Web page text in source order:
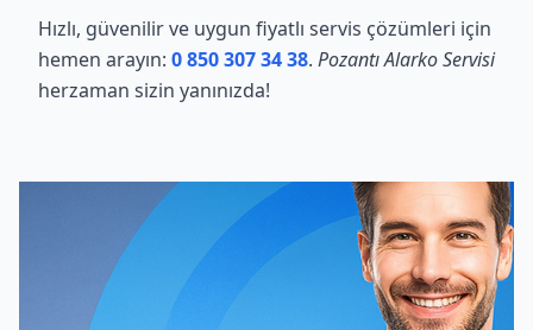
Hızlı, güvenilir ve uygun fiyatlı servis çözümleri için
hemen arayın: 0 850 307 34 38. Pozantı Alarko Servisi
herzaman sizin yanınızda!